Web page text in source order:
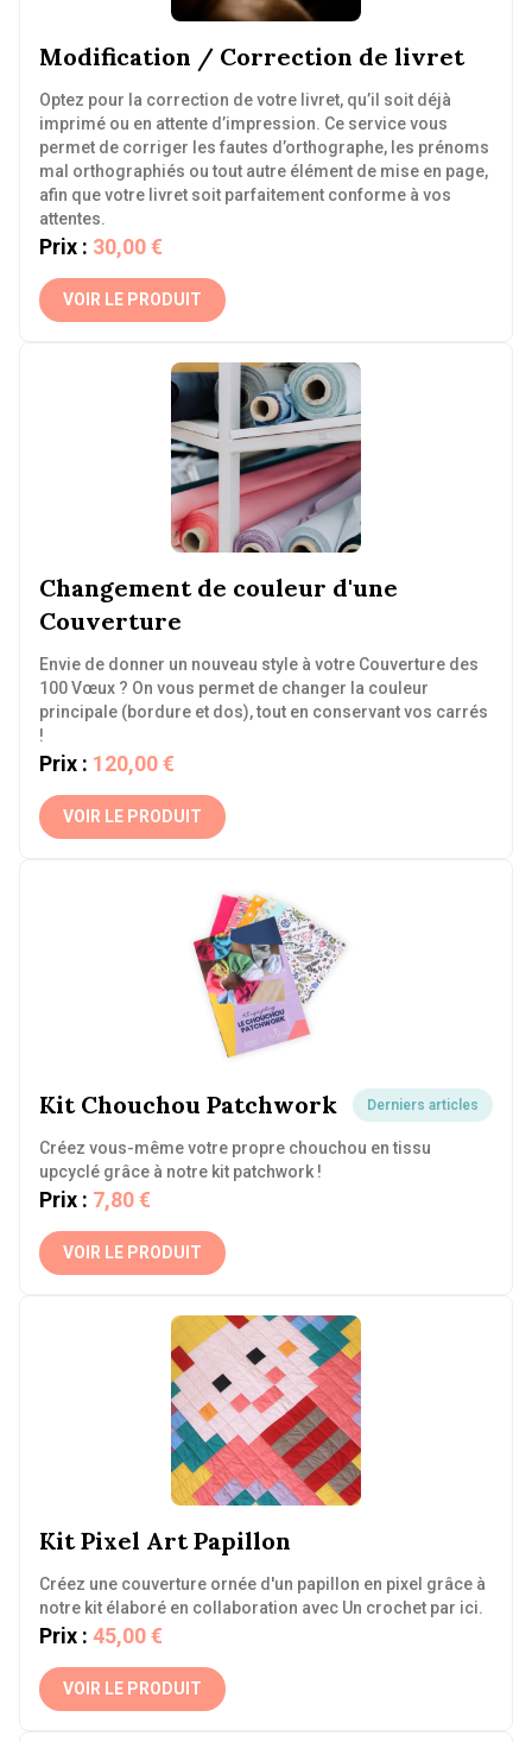
Modification / Correction de livret
Optez pour la correction de votre livret, qu’il soit déjà
imprimé ou en attente d’impression. Ce service vous
permet de corriger les fautes d’orthographe, les prénoms
mal orthographiés ou tout autre élément de mise en page,
afin que votre livret soit parfaitement conforme à vos
attentes.
Prix : 30,00 €
VOIR LE PRODUIT
Changement de couleur d'une
Couverture
Envie de donner un nouveau style à votre Couverture des
100 Vœux ? On vous permet de changer la couleur
principale (bordure et dos), tout en conservant vos carrés
!
Prix : 120,00 €
VOIR LE PRODUIT
Kit Chouchou Patchwork Derniers articles
Créez vous-même votre propre chouchou en tissu
upcyclé grâce à notre kit patchwork !
Prix : 7,80 €
VOIR LE PRODUIT
Kit Pixel Art Papillon
Créez une couverture ornée d'un papillon en pixel grâce à
notre kit élaboré en collaboration avec Un crochet par ici.
Prix : 45,00 €
VOIR LE PRODUIT